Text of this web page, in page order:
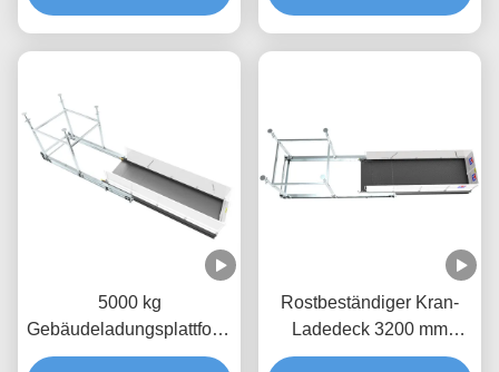
5000 kg
Gebäudeladungsplattform
Heißverzinkung
Rostbeständiger Kran-
Ladedeck 3200 mm
Materialhebeplattform